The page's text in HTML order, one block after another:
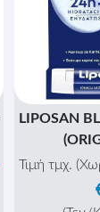
LIPOSAN
Τιμή τμχ.